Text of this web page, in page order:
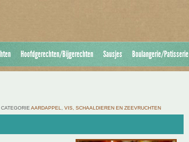
Hoofdgerechten/Bijgerechten Sausjes Boulangerie/Patisserie
AARDAPPEL VIS, SCHAALDIEREN EN ZEEVRUCHTEN